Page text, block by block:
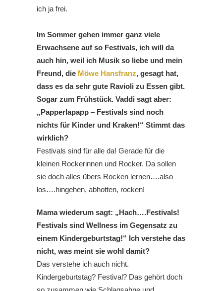
ich ja frei.
Im Sommer gehen immer ganz viele
Erwachsene auf so Festivals, ich will da
auch hin, weil ich Musik so liebe und mein
Freund, die Möwe Hansfranz, gesagt hat,
dass es da sehr gute Ravioli zu Essen gibt.
Sogar zum Frühstück. Vaddi sagt aber:
„Papperlapapp – Festivals sind noch
nichts für Kinder und Kraken!“ Stimmt das
wirklich?
Festivals sind für alle da! Gerade für die
kleinen Rockerinnen und Rocker. Da sollen
sie doch alles übers Rocken lernen….also
los….hingehen, abhotten, rocken!
Mama wiederum sagt: „Hach….Festivals!
Festivals sind Wellness im Gegensatz zu
einem Kindergeburtstag!“ Ich verstehe das
nicht, was meint sie wohl damit?
Das verstehe ich auch nicht.
Kindergeburtstag? Festival? Das gehört doch